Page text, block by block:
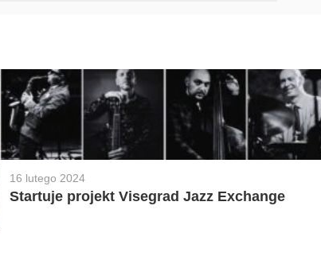
16 lutego 2024
Startuje projekt Visegrad Jazz Exchange